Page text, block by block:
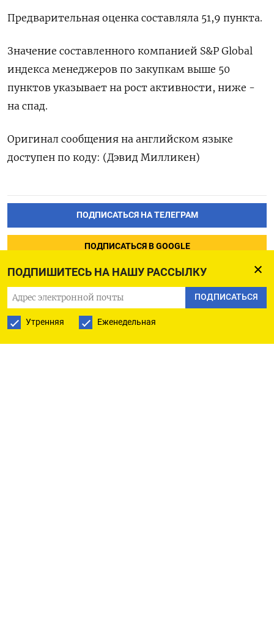
ПОДПИШИТЕСЬ НА НАШУ РАССЫЛКУ
ПОДПИСАТЬСЯ
Утренняя Еженедельная
Предварительная оценка составляла 51,9 пункта.
Значение составленного компанией S&P Global
индекса менеджеров по закупкам выше 50
пунктов указывает на рост активности, ниже -
на спад.
Оригинал сообщения на английском языке
доступен по коду: (Дэвид Милликен)
ПОДПИСАТЬСЯ НА ТЕЛЕГРАМ
ПОДПИСАТЬСЯ В GOOGLE